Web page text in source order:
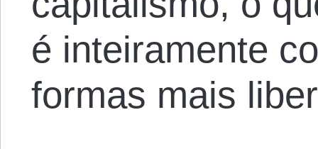
é inteiramente
formas mais